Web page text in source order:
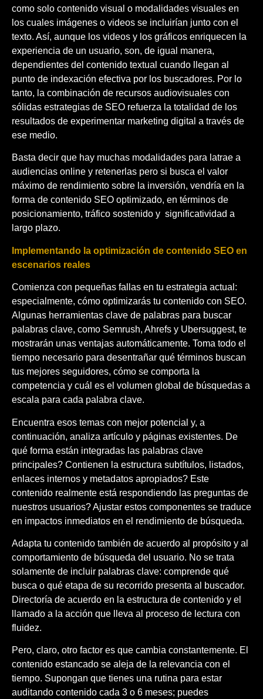
como solo contenido visual o modalidades visuales en
los cuales imágenes o videos se incluirían junto con el
texto. Así, aunque los videos y los gráficos enriquecen la
experiencia de un usuario, son, de igual manera,
dependientes del contenido textual cuando llegan al
punto de indexación efectiva por los buscadores. Por lo
tanto, la combinación de recursos audiovisuales con
sólidas estrategias de SEO refuerza la totalidad de los
resultados de experimentar marketing digital a través de
ese medio.
Basta decir que hay muchas modalidades para latrae a
audiencias online y retenerlas pero si busca el valor
máximo de rendimiento sobre la inversión, vendría en la
forma de contenido SEO optimizado, en términos de
posicionamiento, tráfico sostenido y significatividad a
largo plazo.
Implementando la optimización de contenido SEO en
escenarios reales
Comienza con pequeñas fallas en tu estrategia actual:
especialmente, cómo optimizarás tu contenido con SEO.
Algunas herramientas clave de palabras para buscar
palabras clave, como Semrush, Ahrefs y Ubersuggest, te
mostrarán unas ventajas automáticamente. Toma todo el
tiempo necesario para desentrañar qué términos buscan
tus mejores seguidores, cómo se comporta la
competencia y cuál es el volumen global de búsquedas a
escala para cada palabra clave.
Encuentra esos temas con mejor potencial y, a
continuación, analiza artículo y páginas existentes. De
qué forma están integradas las palabras clave
principales? Contienen la estructura subtítulos, listados,
enlaces internos y metadatos apropiados? Este
contenido realmente está respondiendo las preguntas de
nuestros usuarios? Ajustar estos componentes se traduce
en impactos inmediatos en el rendimiento de búsqueda.
Adapta tu contenido también de acuerdo al propósito y al
comportamiento de búsqueda del usuario. No se trata
solamente de incluir palabras clave: comprende qué
busca o qué etapa de su recorrido presenta al buscador.
Directoría de acuerdo en la estructura de contenido y el
llamado a la acción que lleva al proceso de lectura con
fluidez.
Pero, claro, otro factor es que cambia constantemente. El
contenido estancado se aleja de la relevancia con el
tiempo. Supongan que tienes una rutina para estar
auditando contenido cada 3 o 6 meses; puedes